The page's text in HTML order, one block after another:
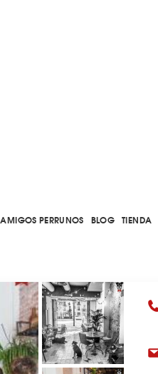
AMIGOS PERRUNOS BLOG TIENDA